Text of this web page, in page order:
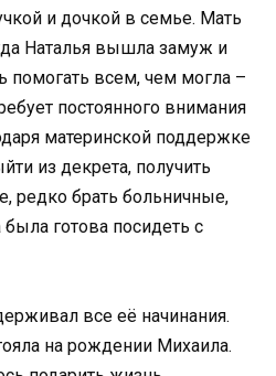
и дочкой в семье. Мать
Наталья вышла замуж и
помогать всем, чем могла –
постоянного внимания
материнской поддержке
из декрета, получить
редко брать больничные,
готова посидеть с
все её начинания.
на рождении Михаила.